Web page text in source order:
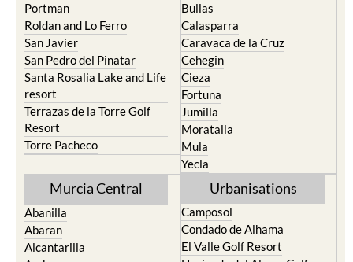
Los Nietos
Los Urrutias
Mar Menor Golf Resort
Pilar de la Horadada
Playa Honda / Playa
Paraiso
Portman
Roldan and Lo Ferro
San Javier
Santa Rosalia Lake and Life
resort
Terrazas de la Torre Golf
Resort
Torre Pacheco
Puerto Lumbreras
Sierra Espuna
Totana
North & North West
Bullas
Calasparra
Caravaca de la Cruz
Cehegin
Fortuna
Jumilla
Moratalla
Mula